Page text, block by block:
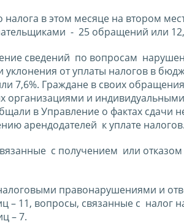
в этом месяце на втором
- 25 обращений или
сведений по вопросам
от уплаты налогов в
7,6%. Граждане в своих
организациями и
в Управление о фактах сдачи
арендодателей к уплате налогов.
с получением или
правонарушениями и
11, вопросы, связанные с налог
– 7.